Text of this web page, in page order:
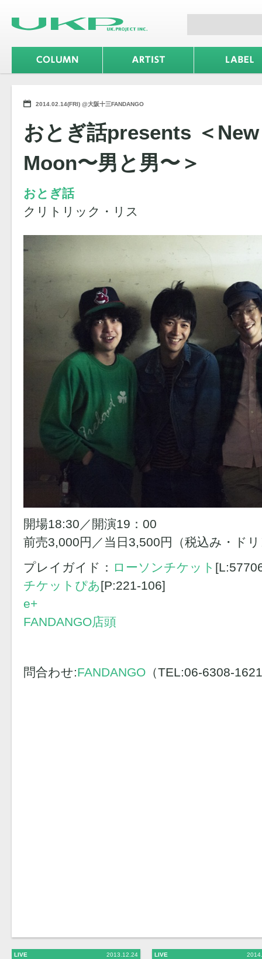
2014.02.14(FRI) @大阪十三FANDANGO
おとぎ話presents ＜
Moon〜男と男〜＞
おとぎ話
クリトリック・リス
開場18:30／開演19：00
前売3,000円／当日3,500円（税込み・ド
プレイガイド： ローソンチケット
チケットぴあ[P:221-106]
e+
FANDANGO店頭
問合わせ:FANDANGO （TEL:06-6308-
LIVE 2013.12.24 LIVE